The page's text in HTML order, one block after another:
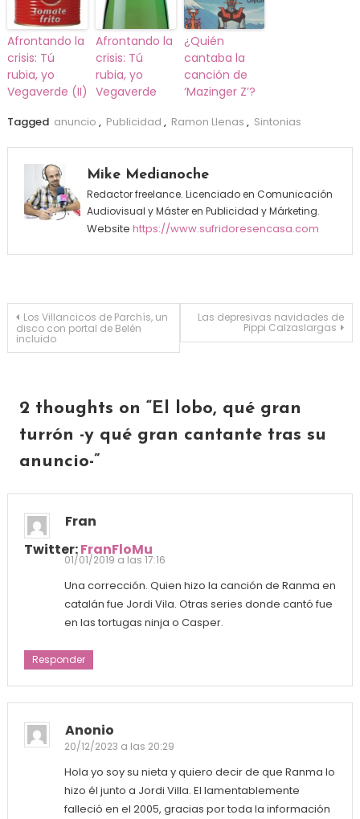
Afrontando la
crisis: Tú
rubia, yo
Vegaverde (II)
Afrontando la
crisis: Tú
rubia, yo
Vegaverde
¿Quién
cantaba la
canción de
‘Mazinger Z’?
Tagged anuncio , Publicidad , Ramon Llenas , Sintonias
Mike Medianoche
Redactor freelance. Licenciado en Comunicación
Audiovisual y Máster en Publicidad y Márketing.
Website https://www.sufridoresencasa.com
Navegación de entradas
Los Villancicos de Parchís, un
disco con portal de Belén
incluido
Las depresivas navidades de
Pippi Calzaslargas
2 thoughts on “El lobo, qué gran
turrón -y qué gran cantante tras su
anuncio-”
Fran
Twitter:FranFloMu
01/01/2019 a las 17:16
Una corrección. Quien hizo la canción de Ranma en
catalán fue Jordi Vila. Otras series donde cantó fue
en las tortugas ninja o Casper.
Responder
Anonio
20/12/2023 a las 20:29
Hola yo soy su nieta y quiero decir de que Ranma lo
hizo él junto a Jordi Villa. El lamentablemente
falleció en el 2005, gracias por toda la información